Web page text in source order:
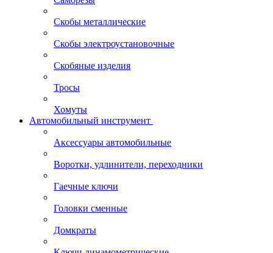
Скобы металлические
Скобы электроустановочные
Скобяные изделия
Тросы
Хомуты
Автомобильный инструмент
Аксессуары автомобильные
Воротки, удлинители, переходники
Гаечные ключи
Головки сменные
Домкраты